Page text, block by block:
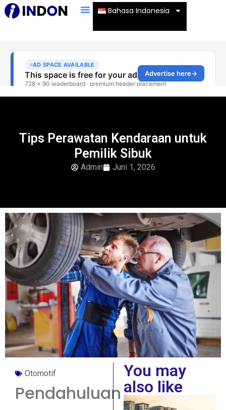
Bahasa Indonesia
Tips Perawatan Kendaraan untuk
Pemilik Sibuk
Admin Juni 1, 2026
Otomotif
Pendahuluan
You may
also like